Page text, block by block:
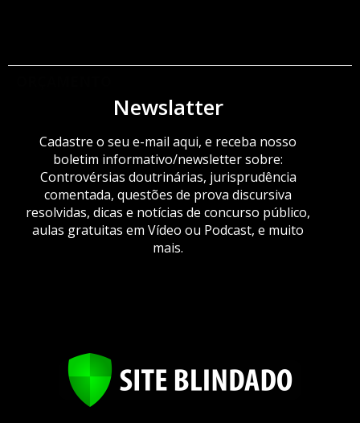
Newslatter
Cadastre o seu e-mail aqui, e receba nosso
boletim informativo/newsletter sobre:
Controvérsias doutrinárias, jurisprudência
comentada, questões de prova discursiva
resolvidas, dicas e notícias de concurso público,
aulas gratuitas em Vídeo ou Podcast, e muito
mais.